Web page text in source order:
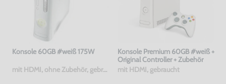
Konsole 60GB #weiß 175W
mit HDMI, ohne Zubehör, gebraucht
Konsole Premium 60GB #weiß +
Original Controller + Zubehör
mit HDMI, gebraucht